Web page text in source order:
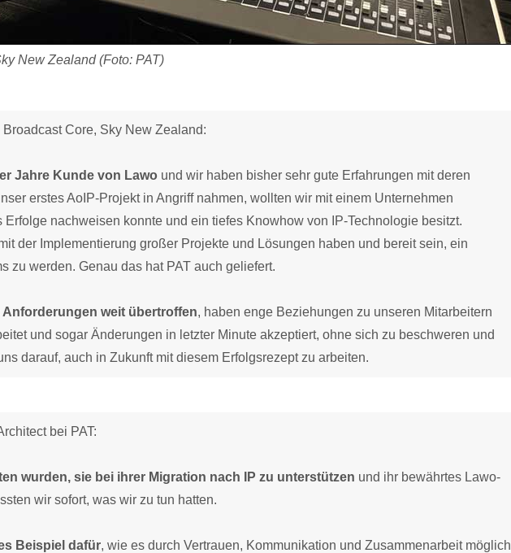
New Zealand (Foto: PAT)
Core, Sky New Zealand:
Jahre Kunde von Lawo und wir haben bisher sehr gute Erfahrungen mit deren
erstes AoIP-Projekt in Angriff nahmen, wollten wir mit einem Unternehmen
Erfolge nachweisen konnte und ein tiefes Knowhow von IP-Technologie besitzt.
der Implementierung großer Projekte und Lösungen haben und bereit sein, ein
zu werden. Genau das hat PAT auch geliefert.
Anforderungen weit übertroffen, haben enge Beziehungen zu unseren Mitarbeitern
und sogar Änderungen in letzter Minute akzeptiert, ohne sich zu beschweren und
darauf, auch in Zukunft mit diesem Erfolgsrezept zu arbeiten.
bei PAT:
wurden, sie bei ihrer Migration nach IP zu unterstützen und ihr bewährtes Lawo-
wir sofort, was wir zu tun hatten.
Beispiel dafür, wie es durch Vertrauen, Kommunikation und Zusammenarbeit möglich